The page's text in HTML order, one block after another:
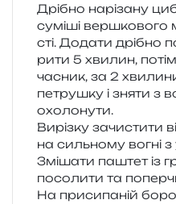
Дрібно нарі­за­ну
сумі­ші вер­шко­во­го
сті. Додати дрі­бно
ри­ти 5 хви­лин,
часник, за 2
петру­шку і зняти з
охолонути.
Вирізку зачи­сти­ти
на силь­но­му вогні з
Змішати паштет із
посо­ли­ти та
На при­си­па­ній